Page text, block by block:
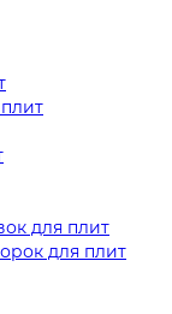
для плит
для плит